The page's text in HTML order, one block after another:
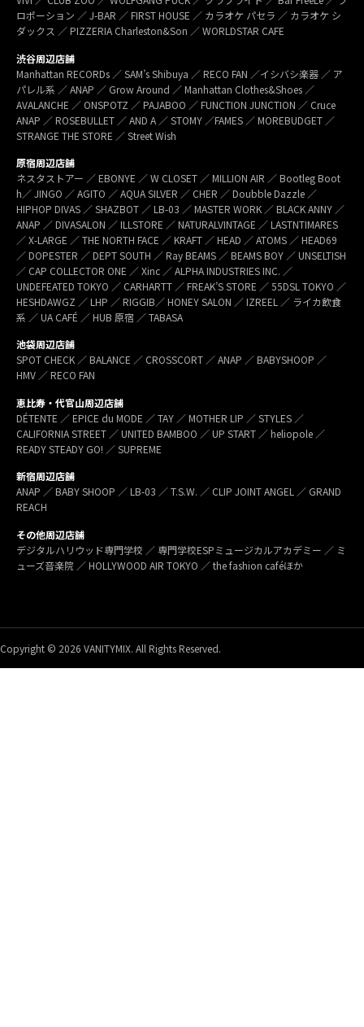
ロポーション ／ J-BAR ／ FIRST HOUSE ／ カラオケ パセラ ／ カラオケ シ
ダックス ／ PIZZERIA Charleston&Son ／ WORLDSTAR CAFE
渋谷周辺店舗
Manhattan RECORDs ／ SAM’s Shibuya ／ RECO FAN ／イシバシ楽器 ／ ア
パレル系 ／ ANAP ／ Grow Around ／ Manhattan Clothes&Shoes ／
AVALANCHE ／ ONSPOTZ ／ PAJABOO ／ FUNCTION JUNCTION ／ Cruce
ANAP ／ ROSEBULLET ／ AND A ／ STOMY ／FAMES ／ MOREBUDGET ／
STRANGE THE STORE ／ Street Wish
原宿周辺店舗
ネスタストアー ／ EBONYE ／ W CLOSET ／ MILLION AIR ／ Bootleg Boot
h／ JINGO ／ AGITO ／ AQUA SILVER ／ CHER ／ Doubble Dazzle ／
HIPHOP DIVAS ／ SHAZBOT ／ LB-03 ／ MASTER WORK ／ BLACK ANNY ／
ANAP ／ DIVASALON ／ ILLSTORE ／ NATURALVINTAGE ／ LASTNTIMARES
／ X-LARGE ／ THE NORTH FACE ／ KRAFT ／ HEAD ／ ATOMS ／ HEAD69
／ DOPESTER ／ DEPT SOUTH ／ Ray BEAMS ／ BEAMS BOY ／ UNSELTISH
／ CAP COLLECTOR ONE ／ Xinc ／ ALPHA INDUSTRIES INC. ／
UNDEFEATED TOKYO ／ CARHARTT ／ FREAK’S STORE ／ 55DSL TOKYO ／
HESHDAWGZ ／ LHP ／ RIGGIB／ HONEY SALON ／ IZREEL ／ ライカ飲食
系 ／ UA CAFÉ ／ HUB 原宿 ／ TABASA
池袋周辺店舗
SPOT CHECK ／ BALANCE ／ CROSSCORT ／ ANAP ／ BABYSHOOP ／
HMV ／ RECO FAN
恵比寿・代官山周辺店舗
DÉTENTE ／ EPICE du MODE ／ TAY ／ MOTHER LIP ／ STYLES ／
CALIFORNIA STREET ／ UNITED BAMBOO ／ UP START ／ heliopole ／
READY STEADY GO! ／ SUPREME
新宿周辺店舗
ANAP ／ BABY SHOOP ／ LB-03 ／ T.S.W. ／ CLIP JOINT ANGEL ／ GRAND
REACH
その他周辺店舗
デジタルハリウッド専門学校 ／ 専門学校ESPミュージカルアカデミー ／ ミ
ューズ音楽院 ／ HOLLYWOOD AIR TOKYO ／ the fashion caféほか
Copyright © 2026 VANITYMIX. All Rights Reserved.